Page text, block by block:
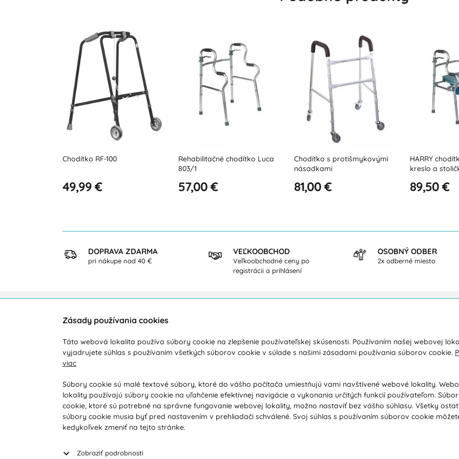
Rehabilitačné chodítko Luca
57,00 €
Chodítko s protišmykovými
násadkami
81,00 €
HARRY chodítko, toaletné
kreslo a stolička 3v1
89,50 € 96,00 €
DOPRAVA ZDARMA
pri nákupe nad 40 €
VEĽKOOBCHOD
Veľkoobchodné ceny po
registrácii a prihlásení
OSOBNÝ ODBER
2x odberné miesto
Zákaznícka podpora
Počas pracovných dní od 8:00 do 16:00
+421 919 071 612
info@vohy.sk
Doprava a platba
Obchodné podmienky
Reklamácia / Vrátenie tovaru
Reklamačný poriadok / Vrátenie tovaru
Kontakty
Ochrana osobných údajov
Poradňa / Blog
Veľkoobchodná spolupráca B2B
Zásady používania cookies
Táto webová lokalita používa súbory cookie na zlepšenie používateľskej skúsenosti. Používaním našej webovej
vyjadrujete súhlas s používaním všetkých súborov cookie v súlade s našimi zásadami používania súborov cookie.
viac
Súbory cookie sú malé textové súbory, ktoré do vášho počítača umiestňujú vami navštívené webové lokality.
lokality používajú súbory cookie na uľahčenie efektívnej navigácie a vykonania určitých funkcií používateľom.
cookie, ktoré sú potrebné na správne fungovanie webovej lokality, možno nastaviť bez vášho súhlasu. Všetky
súbory cookie musia byť pred nastavením v prehliadači schválené. Svoj súhlas s používaním súborov cookie
kedykoľvek zmeniť na tejto stránke.
Zobraziť podrobnosti